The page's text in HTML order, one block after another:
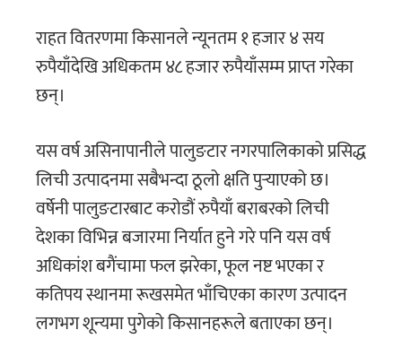
राहत वितरणमा किसानले न्यूनतम १ हजार ४ सय
रुपैयाँदेखि अधिकतम ४८ हजार रुपैयाँसम्म प्राप्त गरेका
छन्।
यस वर्ष असिनापानीले पालुङटार नगरपालिकाको प्रसिद्ध
लिची उत्पादनमा सबैभन्दा ठूलो क्षति पुर्‍याएको छ।
वर्षेनी पालुङटारबाट करोडौं रुपैयाँ बराबरको लिची
देशका विभिन्न बजारमा निर्यात हुने गरे पनि यस वर्ष
अधिकांश बगैंचामा फल झरेका, फूल नष्ट भएका र
कतिपय स्थानमा रूखसमेत भाँचिएका कारण उत्पादन
लगभग शून्यमा पुगेको किसानहरूले बताएका छन्।